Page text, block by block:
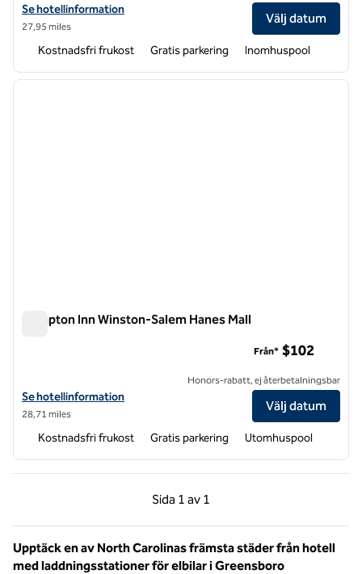
Visa hotelluppgifter för Spark by Hilton Winston-Salem University
Se hotellinformation
27,95 miles
Välj datum
Kostnadsfri frukost Gratis parkering Inomhuspool
1 av 12
nästa
Hampton Inn Winston-Salem Hanes Mall
Visa hotelldetaljer för Hampton Inn Winston-Salem Hanes Mall
Se hotellinformation
28,71 miles
Från* $102
Honors-rabatt, ej återbetalningsbar
Välj datum
Kostnadsfri frukost Gratis parkering Utomhuspool
Sida 1 av 1
Föregående sida, 1 av 1
Sida 1 av 1
Upptäck en av North Carolinas främsta städer från hotell
med laddningsstationer för elbilar i Greensboro